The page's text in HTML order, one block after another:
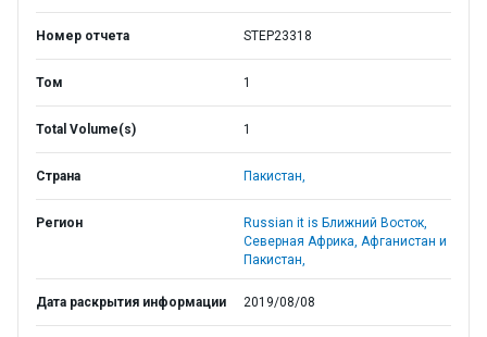
Номер отчета STEP23318
Том 1
Total Volume(s) 1
Страна Пакистан,
Регион
Russian it is Ближний Восток,
Северная Африка, Афганистан и
Пакистан,
Дата раскрытия информации 2019/08/08